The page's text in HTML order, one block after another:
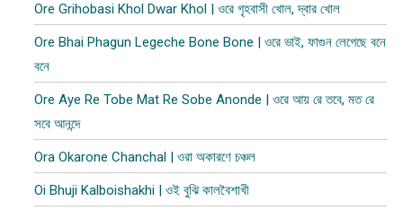
Ore Grihobasi Khol Dwar Khol | ওরে গৃহবাসী খোল, দ্বার খোল
Ore Bhai Phagun Legeche Bone Bone | ওরে ভাই, ফাগুন লেগেছে বনে
বনে
Ore Aye Re Tobe Mat Re Sobe Anonde | ওরে আয় রে তবে, মত রে
সবে আনন্দে
Ora Okarone Chanchal | ওরা অকারণে চঞ্চল
Oi Bhuji Kalboishakhi | ওই বুঝি কালবৈশাখী